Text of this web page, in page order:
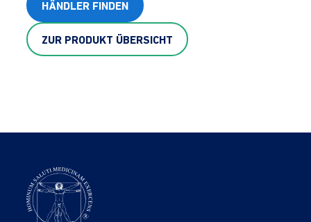
HÄNDLER FINDEN
ZUR PRODUKT ÜBERSICHT